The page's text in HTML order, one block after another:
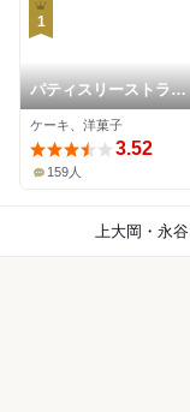
1
パティスリーストラス
ブール 丸山台店
ケーキ、洋菓子
3.52
159人